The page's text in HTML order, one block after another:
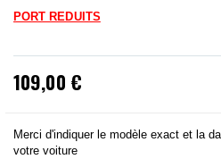
PORT REDUITS
109,00 €
Merci d'indiquer le modèle exact et la
votre voiture